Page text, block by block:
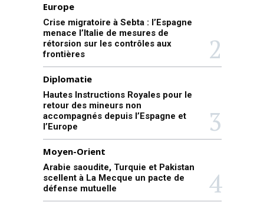
Europe
Crise migratoire à Sebta : l’Espagne
menace l’Italie de mesures de
rétorsion sur les contrôles aux
frontières
Diplomatie
Hautes Instructions Royales pour le
retour des mineurs non
accompagnés depuis l’Espagne et
l’Europe
Moyen-Orient
Arabie saoudite, Turquie et Pakistan
scellent à La Mecque un pacte de
défense mutuelle